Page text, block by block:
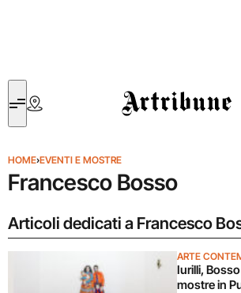
Artribune
HOME›EVENTI E MOSTRE
Francesco Bosso
Articoli dedicati a Francesco
ARTE
Iurilli,
mostre in